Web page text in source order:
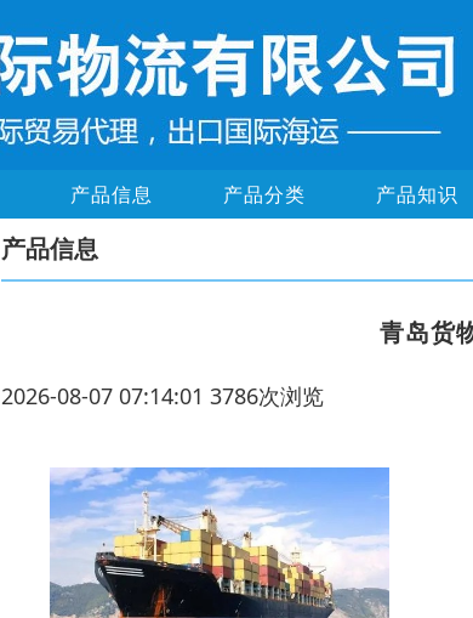
产品信息 产品分类 产品知识
产品信息
青岛货
2026-08-07 07:14:01 3786次浏览